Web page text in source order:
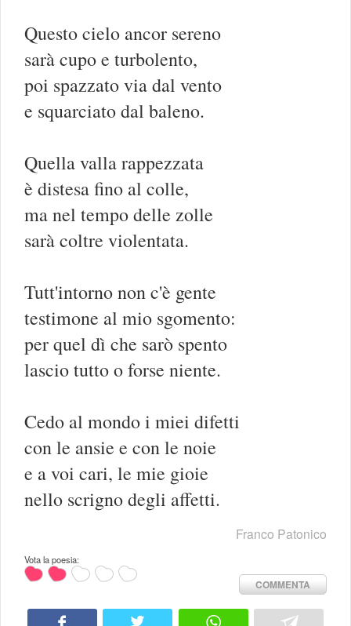
Questo cielo ancor sereno
sarà cupo e turbolento,
poi spazzato via dal vento
e squarciato dal baleno.
Quella valla rappezzata
è distesa fino al colle,
ma nel tempo delle zolle
sarà coltre violentata.
Tutt'intorno non c'è gente
testimone al mio sgomento:
per quel dì che sarò spento
lascio tutto o forse niente.
Cedo al mondo i miei difetti
con le ansie e con le noie
e a voi cari, le mie gioie
nello scrigno degli affetti.
Franco Patonico
Vota la poesia:
COMMENTA